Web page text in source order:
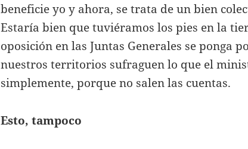
beneficie yo y ahora, se trata de un bien
Estaría bien que tuviéramos los pies en la
oposición en las Juntas Generales se ponga
nuestros territorios sufraguen lo que el
simplemente, porque no salen las cuentas.
Esto, tampoco